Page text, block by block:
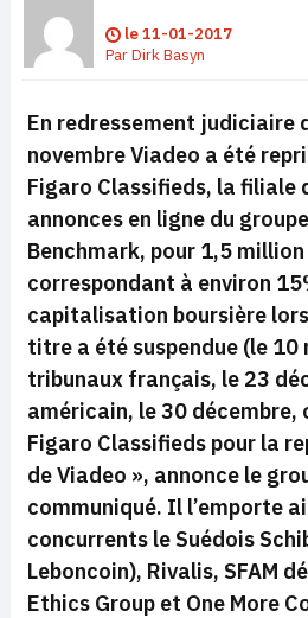
le11-01-2017
ParDirk Basyn
En redressement judiciaire
novembre Viadeo a été
Figaro Classifieds, la filiale
annonces en ligne du
Benchmark, pour 1,5 million
correspondant à environ
capitalisation boursière
titre a été suspendue (le 10
tribunaux français, le 23
américain, le 30 décembre,
Figaro Classifieds pour la
de Viadeo », annonce le
communiqué. Il l’emporte
concurrents le Suédois
Leboncoin), Rivalis, SFAM
Ethics Group et One More